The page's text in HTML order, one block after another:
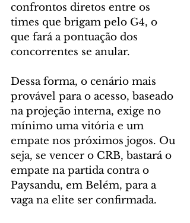
confrontos diretos entre os
times que brigam pelo G4, o
que fará a pontuação dos
concorrentes se anular.
Dessa forma, o cenário mais
provável para o acesso, baseado
na projeção interna, exige no
mínimo uma vitória e um
empate nos próximos jogos. Ou
seja, se vencer o CRB, bastará o
empate na partida contra o
Paysandu, em Belém, para a
vaga na elite ser confirmada.